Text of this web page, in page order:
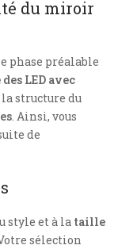
du miroir
phase préalable
LED avec
la structure du
. Ainsi, vous
de
style et à la taille
sélection